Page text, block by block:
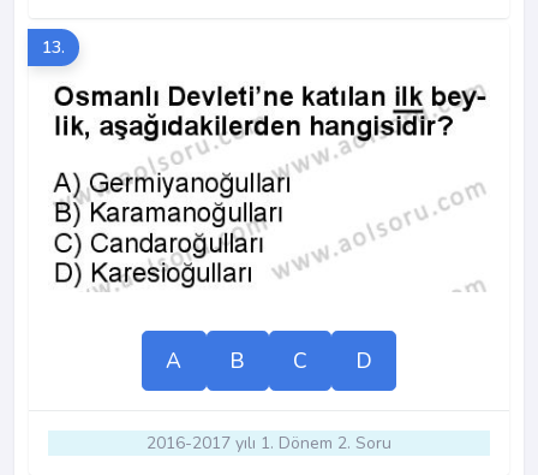
13.
A B C D
2016-2017 yılı 1. Dönem 2. Soru